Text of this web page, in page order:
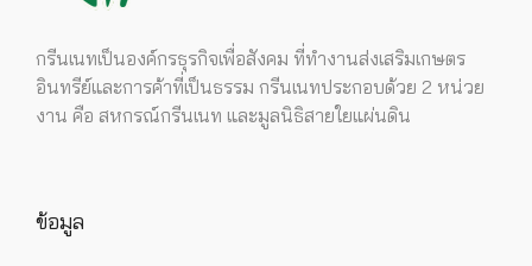
กรีนเนทเป็นองค์กรธุรกิจเพื่อสังคม ที่ทำงานส่งเสริมเกษตร
อินทรีย์และการค้าที่เป็นธรรม กรีนเนทประกอบด้วย 2 หน่วย
งาน คือ สหกรณ์กรีนเนท และมูลนิธิสายใยแผ่นดิน
ข้อมูล